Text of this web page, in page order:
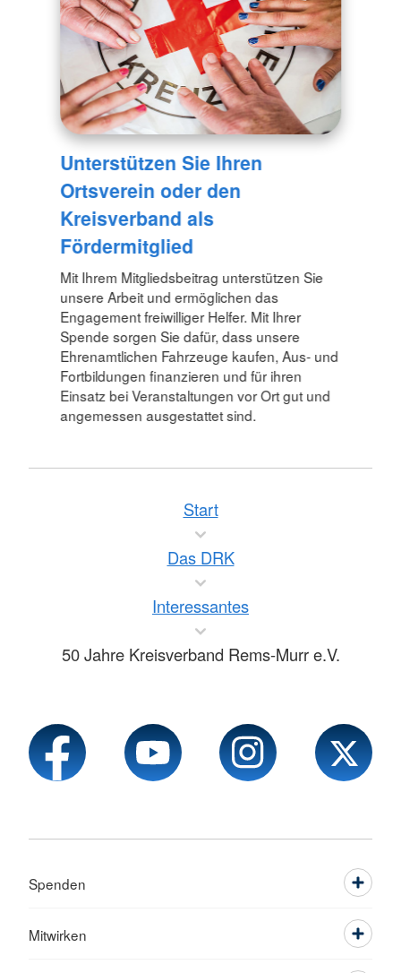
Unterstützen Sie Ihren
Ortsverein oder den
Kreisverband als
Fördermitglied
Mit Ihrem Mitgliedsbeitrag unterstützen Sie
unsere Arbeit und ermöglichen das
Engagement freiwilliger Helfer. Mit Ihrer
Spende sorgen Sie dafür, dass unsere
Ehrenamtlichen Fahrzeuge kaufen, Aus- und
Fortbildungen finanzieren und für ihren
Einsatz bei Veranstaltungen vor Ort gut und
angemessen ausgestattet sind.
Start
Das DRK
Interessantes
50 Jahre Kreisverband Rems-Murr e.V.
Spenden
Mitwirken